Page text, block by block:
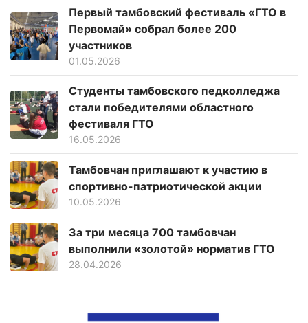
Первый тамбовский фестиваль «ГТО в
Первомай» собрал более 200
участников
01.05.2026
Студенты тамбовского педколледжа
стали победителями областного
фестиваля ГТО
16.05.2026
Тамбовчан приглашают к участию в
спортивно-патриотической акции
10.05.2026
За три месяца 700 тамбовчан
выполнили «золотой» норматив ГТО
28.04.2026